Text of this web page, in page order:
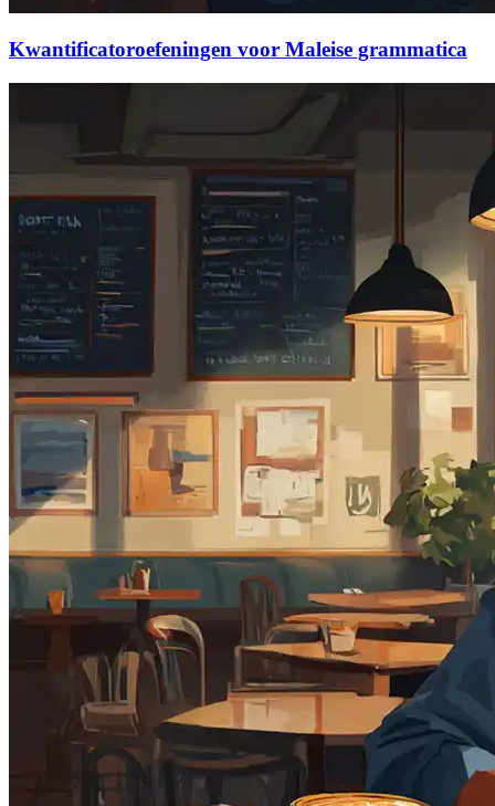
Kwantificatoroefeningen voor Maleise grammatica